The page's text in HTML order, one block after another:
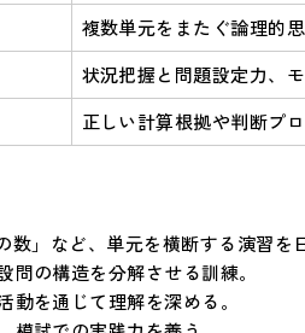
複数単元をまたぐ論理的
状況把握と問題設定力、
正しい計算根拠や判断プ
」など、単元を横断する演習を
の構造を分解させる訓練。
動を通じて理解を深める。